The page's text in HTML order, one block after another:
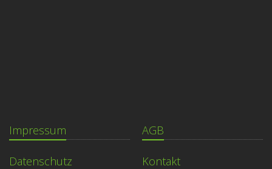
Impressum
Datenschutz
AGB
Kontakt